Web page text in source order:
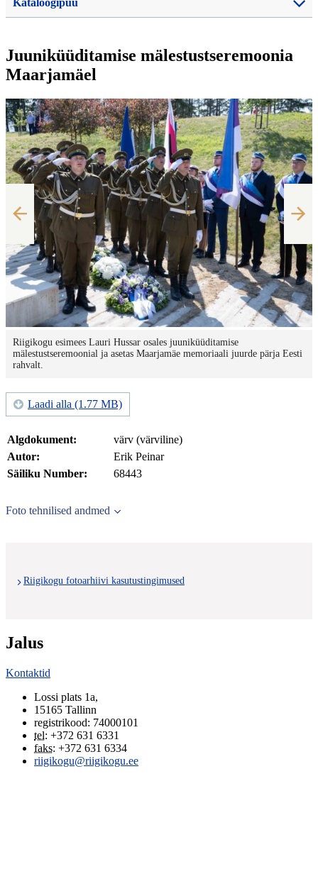
Kataloogipuu
Juuniküüditamise mälestustseremoonia
Maarjamäel
Riigikogu esimees Lauri Hussar osales juuniküüditamise
mälestustseremoonial ja asetas Maarjamäe memoriaali juurde pärja Eesti
rahvalt.
Laadi alla (1.77 MB)
Algdokument:
värv (värviline)
Autor:
Erik Peinar
Säiliku Number:
68443
Foto tehnilised andmed
Riigikogu fotoarhiivi kasutustingimused
Jalus
Kontaktid
Lossi plats 1a,
15165 Tallinn
registrikood: 74000101
tel: +372 631 6331
faks: +372 631 6334
riigikogu@riigikogu.ee